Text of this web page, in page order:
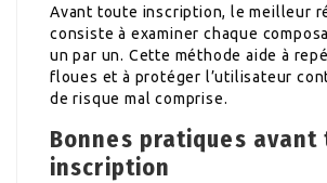
Avant toute inscription, le meilleur
consiste à examiner chaque
un par un. Cette méthode aide à
floues et à protéger l’utilisateur
de risque mal comprise.
Bonnes pratiques avant
inscription